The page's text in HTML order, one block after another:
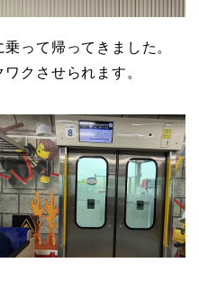
って帰ってきました。
クさせられます。